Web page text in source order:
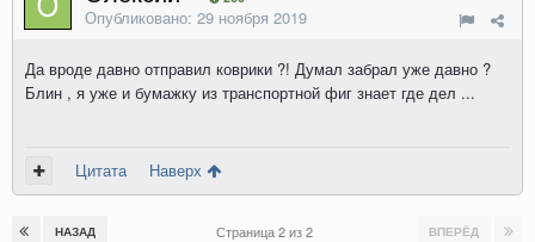
Опубликовано: 29 ноября 2019
Да вроде давно отправил коврики ?! Думал забрал уже давно ?
Блин , я уже и бумажку из транспортной фиг знает где дел ...
Цитата Наверх
НАЗАД ВПЕРЁД
Страница 2 из 2